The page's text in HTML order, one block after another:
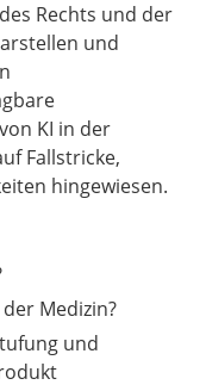
Rechts und der
und
KI in der
Fallstricke,
hingewiesen.
Medizin?
und